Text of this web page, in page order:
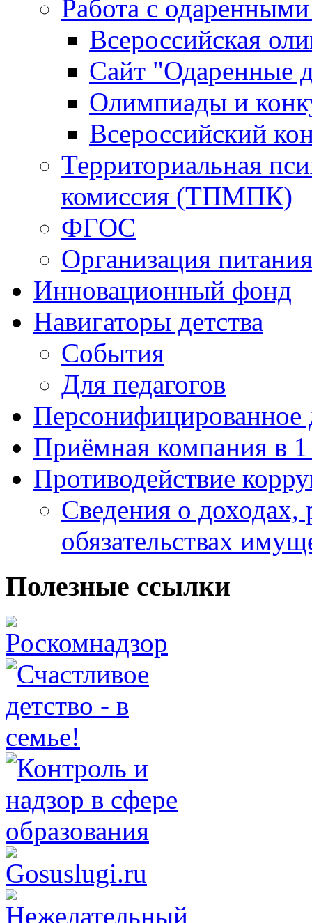
Работа с
Всероссийская
Сайт "Одаренные
Олимпиады и
Всероссийский
Территориальная
комиссия (ТПМПК)
ФГОС
Организация питания
Инновационный фонд
Навигаторы детства
События
Для педагогов
Персонифицированное
Приёмная компания в 1
Противодействие
Сведения о доходах,
обязательствах
Полезные ссылки